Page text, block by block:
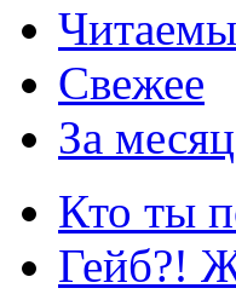
Свежее
За месяц
Кто ты
Гейб?!